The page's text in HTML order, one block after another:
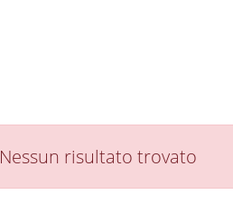
Nessun risultato trovato